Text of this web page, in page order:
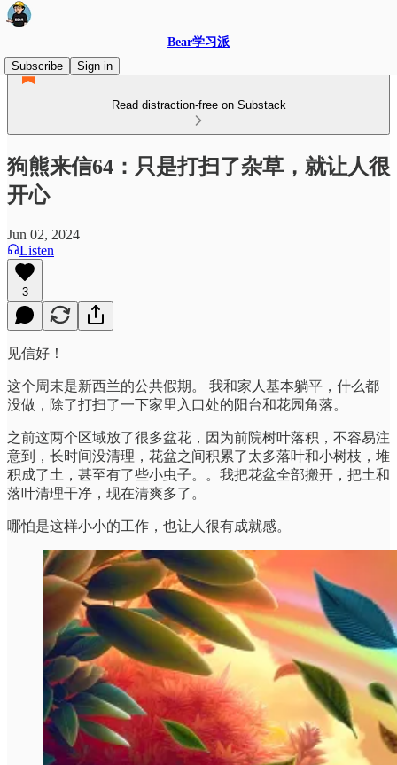
Bear学习派
Subscribe
Sign in
Read distraction-free on Substack
狗熊来信64：只是打扫了杂草，就让人很
开心
Jun 02, 2024
Listen
3
见信好！
这个周末是新西兰的公共假期。 我和家人基本躺平，什么都
没做，除了打扫了一下家里入口处的阳台和花园角落。
之前这两个区域放了很多盆花，因为前院树叶落积，不容易注
意到，长时间没清理，花盆之间积累了太多落叶和小树枝，堆
积成了土，甚至有了些小虫子。。我把花盆全部搬开，把土和
落叶清理干净，现在清爽多了。
哪怕是这样小小的工作，也让人很有成就感。